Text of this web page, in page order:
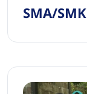
SMA/SMK